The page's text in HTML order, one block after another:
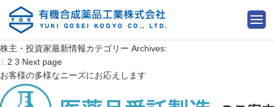
株主・投資家最新情報カテゴリー Archives:
P
o
t
P
a
e
1 P
a
g
2 P
a
g
3 Next page
お客様の多様なニーズにお応えします